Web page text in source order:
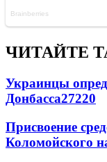
ЧИТАЙТЕ
Украинцы
Донбасса27220
Присвоение
Коломойского